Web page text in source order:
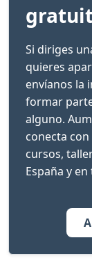
Si diriges
quieres
envíanos la
formar
alguno.
conecta
cursos,
España y